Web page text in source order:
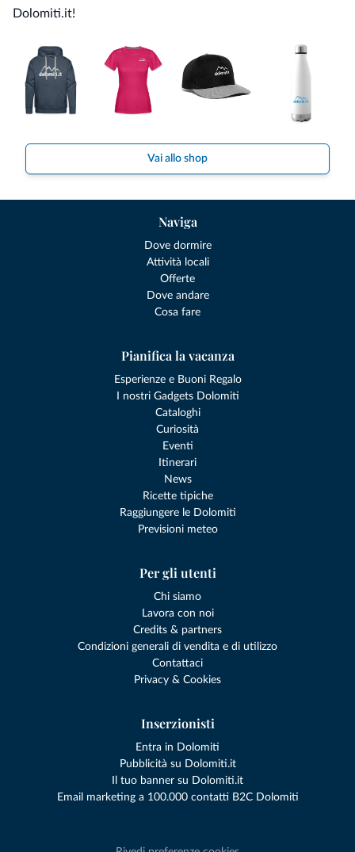
Dolomiti.it!
Vai allo shop
Naviga
Dove dormire
Attività locali
Offerte
Dove andare
Cosa fare
Pianifica la vacanza
Esperienze e Buoni Regalo
I nostri Gadgets Dolomiti
Cataloghi
Curiosità
Eventi
Itinerari
News
Ricette tipiche
Raggiungere le Dolomiti
Previsioni meteo
Per gli utenti
Chi siamo
Lavora con noi
Credits & partners
Condizioni generali di vendita e di utilizzo
Contattaci
Privacy & Cookies
Inserzionisti
Entra in Dolomiti
Pubblicità su Dolomiti.it
Il tuo banner su Dolomiti.it
Email marketing a 100.000 contatti B2C Dolomiti